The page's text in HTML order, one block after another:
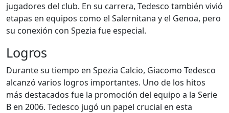
jugadores del club. En su carrera, Tedesco también vivió
etapas en equipos como el Salernitana y el Genoa, pero
su conexión con Spezia fue especial.
Logros
Durante su tiempo en Spezia Calcio, Giacomo Tedesco
alcanzó varios logros importantes. Uno de los hitos
más destacados fue la promoción del equipo a la Serie
B en 2006. Tedesco jugó un papel crucial en esta